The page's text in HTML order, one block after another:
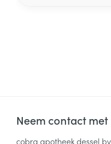
Neem contact
cobra apotheek dessel bv